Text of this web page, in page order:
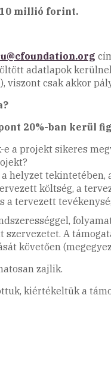
millió forint.
adatlapok
csak akkor
20%-ban kerül
a projekt sikeres
helyzet
költség, a
tervezett
A
követően
zajlik.
kiértékeltük a